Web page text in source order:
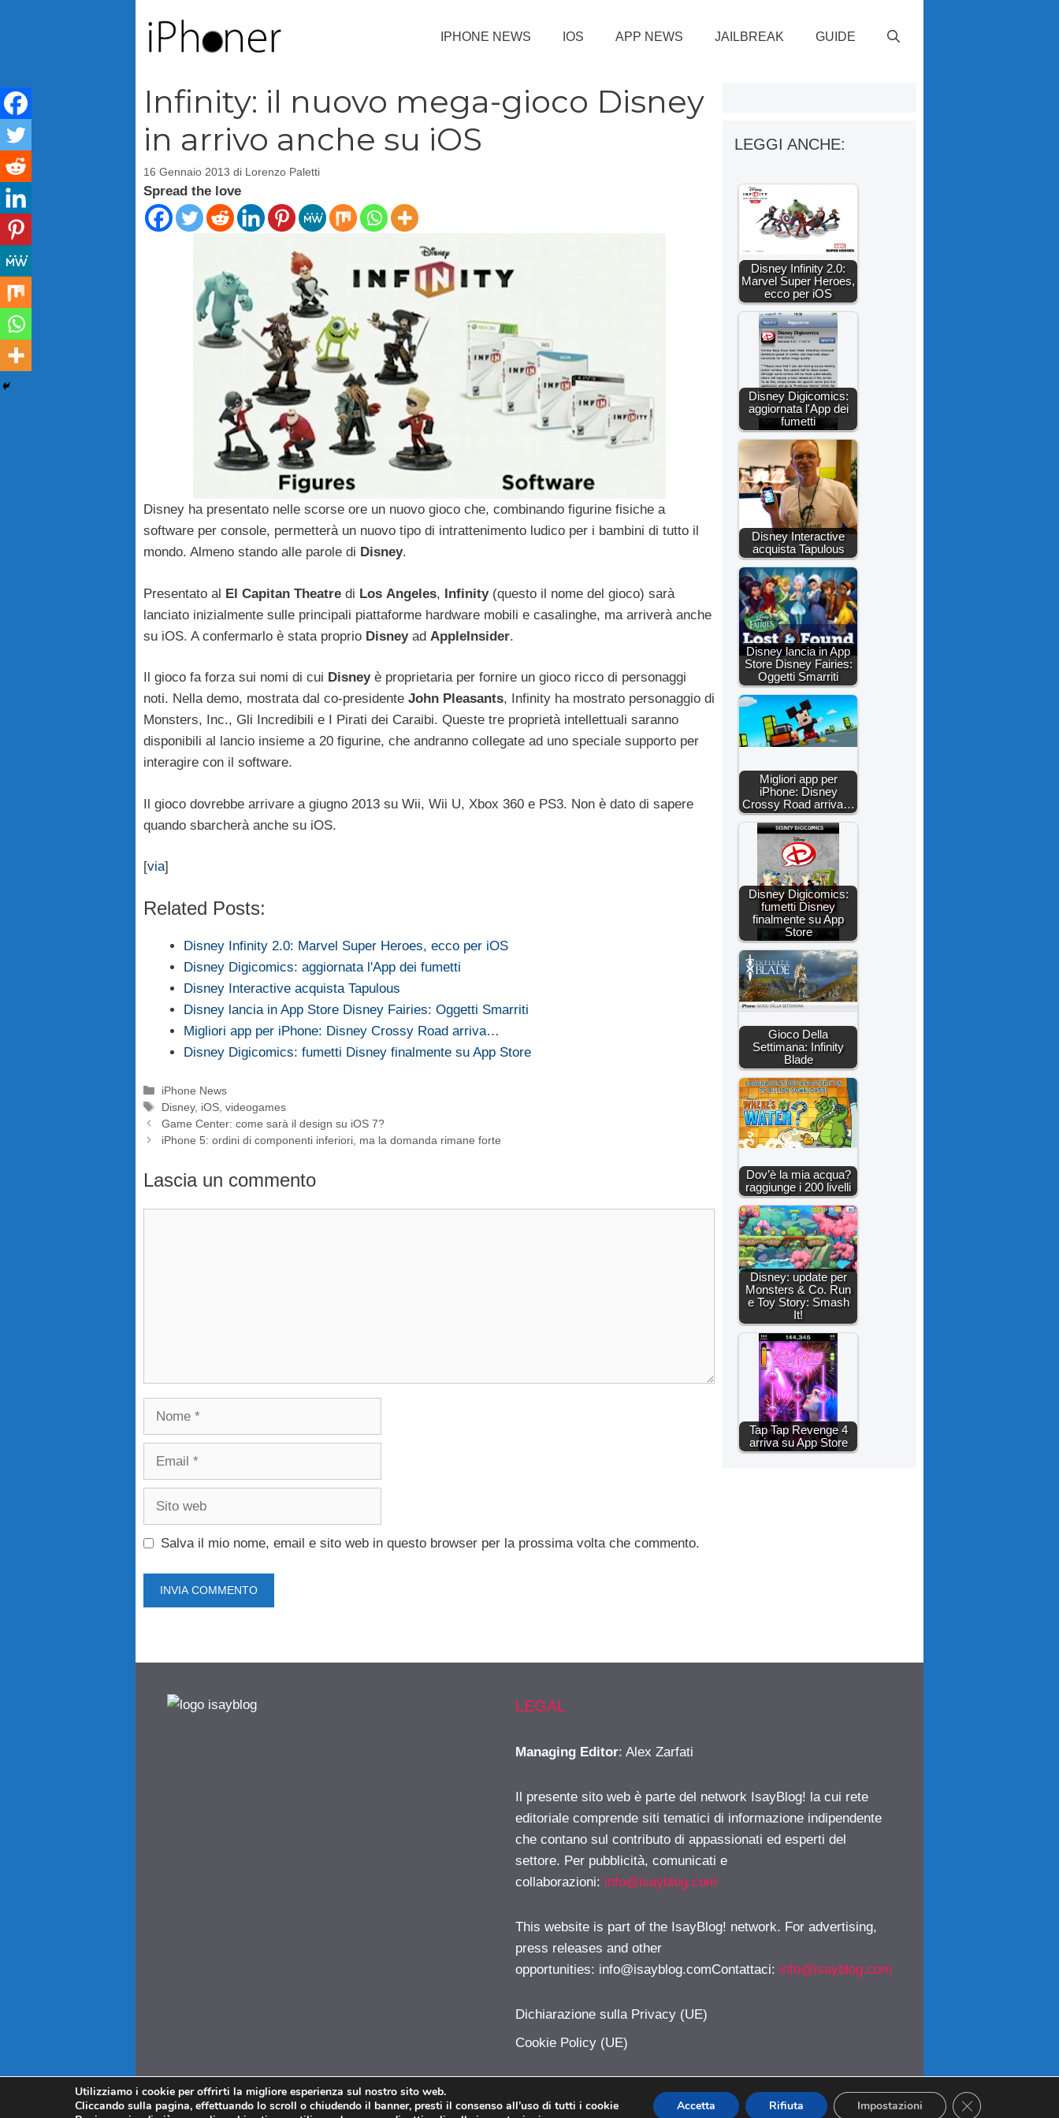
IPHONE NEWS IOS APP NEWS JAILBREAK GUIDE
Infinity: il nuovo mega-gioco Disney
in arrivo anche su iOS
16 Gennaio 2013 di Lorenzo Paletti
Spread the love
Disney ha presentato nelle scorse ore un nuovo gioco che, combinando figurine fisiche a
software per console, permetterà un nuovo tipo di intrattenimento ludico per i bambini di tutto il
mondo. Almeno stando alle parole di Disney.
Presentato al El Capitan Theatre di Los Angeles, Infinity(questo il nome del gioco) sarà
lanciato inizialmente sulle principali piattaforme hardware mobili e casalinghe, ma arriverà anche
su iOS. A confermarlo è stata proprio Disneyad AppleInsider.
Il gioco fa forza sui nomi di cui Disneyè proprietaria per fornire un gioco ricco di personaggi
noti. Nella demo, mostrata dal co-presidente John Pleasants, Infinity ha mostrato personaggio di
Monsters, Inc., Gli Incredibili e I Pirati dei Caraibi. Queste tre proprietà intellettuali saranno
disponibili al lancio insieme a 20 figurine, che andranno collegate ad uno speciale supporto per
interagire con il software.
Il gioco dovrebbe arrivare a giugno 2013 su Wii, Wii U, Xbox 360 e PS3. Non è dato di sapere
quando sbarcherà anche su iOS.
[via]
Related Posts:
Disney Infinity 2.0: Marvel Super Heroes, ecco per iOS
Disney Digicomics: aggiornata l'App dei fumetti
Disney Interactive acquista Tapulous
Disney lancia in App Store Disney Fairies: Oggetti Smarriti
Migliori app per iPhone: Disney Crossy Road arriva…
Disney Digicomics: fumetti Disney finalmente su App Store
Categorie
iPhone News
Tag
Disney, iOS ,videogames
Game Center: come sarà il design su iOS 7?
iPhone 5: ordini di componenti inferiori, ma la domanda rimane forte
Lascia un commento
Salva il mio nome, email e sito web in questo browser per la prossima volta che commento.
LEGGI ANCHE:
Disney Infinity 2.0:
Marvel Super Heroes,
ecco per iOS
Disney Digicomics:
aggiornata l'App dei
fumetti
Disney Interactive
acquista Tapulous
Disney lancia in App
Store Disney Fairies:
Oggetti Smarriti
Migliori app per
iPhone: Disney
Crossy Road arriva…
Disney Digicomics:
fumetti Disney
finalmente su App
Store
Gioco Della
Settimana: Infinity
Blade
Dov’è la mia acqua?
raggiunge i 200 livelli
Disney: update per
Monsters & Co. Run
e Toy Story: Smash
It!
Tap Tap Revenge 4
arriva su App Store
LEGAL
Managing Editor: Alex Zarfati
Il presente sito web è parte del network IsayBlog! la cui rete
editoriale comprende siti tematici di informazione indipendente
che contano sul contributo di appassionati ed esperti del
settore. Per pubblicità, comunicati e
collaborazioni: info@isayblog.com
This website is part of the IsayBlog! network. For advertising,
press releases and other
opportunities: info@isayblog.comContattaci: info@isayblog.com
Dichiarazione sulla Privacy (UE)
Cookie Policy (UE)
iPhoner.com © 2026. All right reserverd.
Utilizziamo i cookie per offrirti la migliore esperienza sul nostro sito web.
Cliccando sulla pagina, effettuando lo scroll o chiudendo il banner, presti il consenso all’uso di tutti i cookie
Accetta Rifiuta Impostazioni CLOSE GDPR